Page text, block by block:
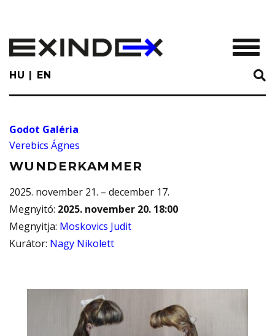
main
content
HU EN
Godot Galéria
Verebics Ágnes
WUNDERKAMMER
2025. november 21. – december 17.
Megnyitó: 2025. november 20. 18:00
Megnyitja: Moskovics Judit
Kurátor: Nagy Nikolett